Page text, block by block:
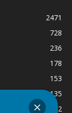
2471
728
236
178
153
135
132